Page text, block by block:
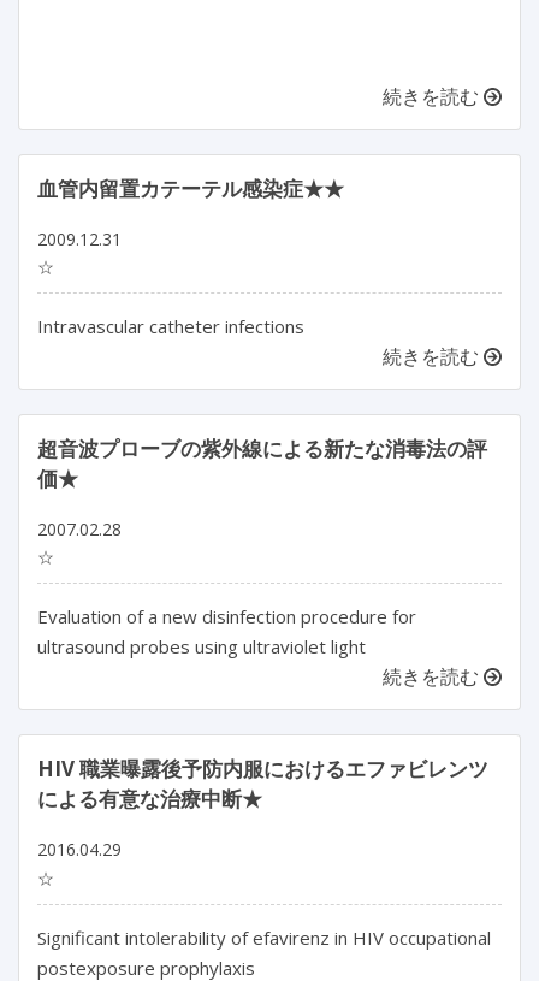
続きを読む
血管内留置カテーテル感染症★★
2009.12.31
☆
Intravascular catheter infections
続きを読む
超音波プローブの紫外線による新たな消毒法の評
価★
2007.02.28
☆
Evaluation of a new disinfection procedure for
ultrasound probes using ultraviolet light
続きを読む
HIV 職業曝露後予防内服におけるエファビレンツ
による有意な治療中断★
2016.04.29
☆
Significant intolerability of efavirenz in HIV occupational
postexposure prophylaxis